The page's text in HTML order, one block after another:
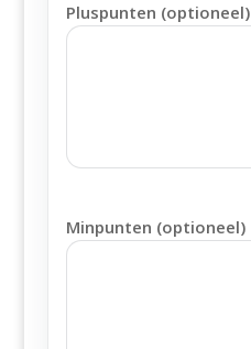
Pluspunten (optioneel)
Minpunten (optioneel)